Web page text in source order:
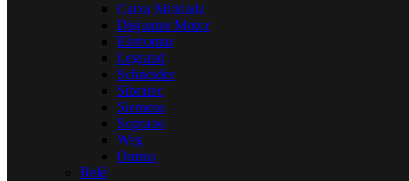
Caixa Moldada
Disjuntor Motor
Eletromar
Legrand
Schneider
Sibratec
Siemens
Soprano
Weg
Outros
Relé